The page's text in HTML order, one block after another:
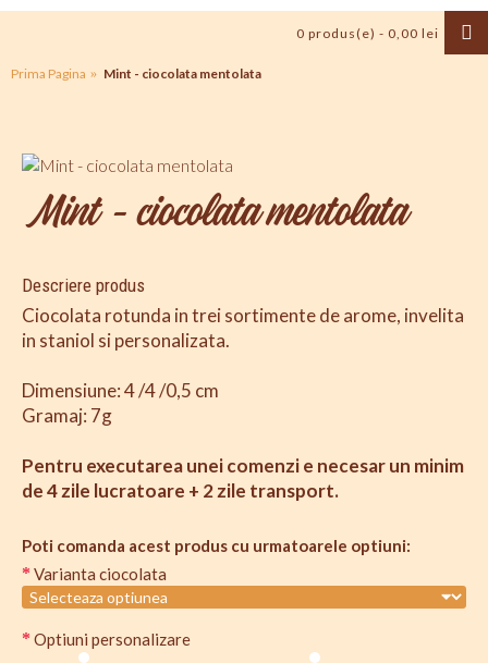
0 produs(e) - 0,00 lei
Prima Pagina Mint - ciocolata mentolata
Mint - ciocolata mentolata
Descriere produs
Ciocolata rotunda in trei sortimente de arome, invelita
in staniol si personalizata.
Dimensiune: 4 /4 /0,5 cm
Gramaj: 7g
Pentru executarea unei comenzi e necesar un minim
de 4 zile lucratoare + 2 zile transport.
Poti comanda acest produs cu urmatoarele optiuni:
Varianta ciocolata
Optiuni personalizare